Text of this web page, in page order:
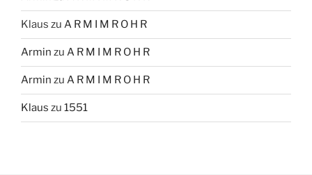
Klaus zu A R M I M R O H R
Armin zu A R M I M R O H R
Armin zu A R M I M R O H R
Klaus zu 1551